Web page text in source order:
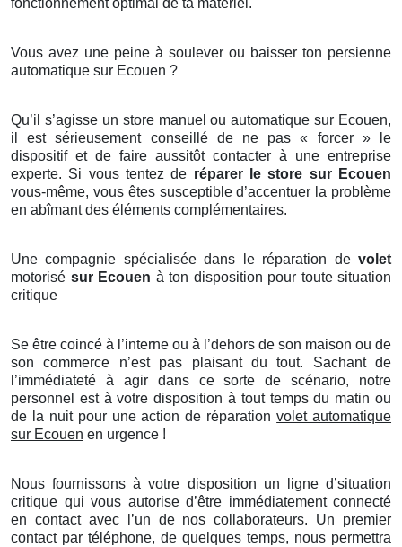
fonctionnement optimal de ta matériel.
Vous avez une peine à soulever ou baisser ton persienne
automatique sur Ecouen ?
Qu’il s’agisse un store manuel ou automatique sur Ecouen,
il est sérieusement conseillé de ne pas « forcer » le
dispositif et de faire aussitôt contacter à une entreprise
experte. Si vous tentez de réparer le store sur Ecouen
vous-même, vous êtes susceptible d’accentuer la problème
en abîmant des éléments complémentaires.
Une compagnie spécialisée dans le réparation de volet
motorisé sur Ecouen à ton disposition pour toute situation
critique
Se être coincé à l’interne ou à l’dehors de son maison ou de
son commerce n’est pas plaisant du tout. Sachant de
l’immédiateté à agir dans ce sorte de scénario, notre
personnel est à votre disposition à tout temps du matin ou
de la nuit pour une action de réparationvolet automatique
sur Ecouen en urgence !
Nous fournissons à votre disposition un ligne d’situation
critique qui vous autorise d’être immédiatement connecté
en contact avec l’un de nos collaborateurs. Un premier
contact par téléphone, de quelques temps, nous permettra